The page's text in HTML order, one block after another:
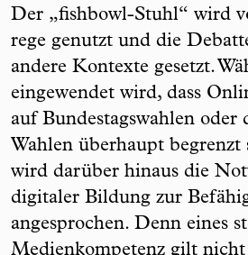
Der „fishbowl-Stuhl“ wird
rege genutzt und die
andere Kontexte gesetzt.
eingewendet wird, dass
auf Bundestagswahlen oder
Wahlen überhaupt begrenzt
wird darüber hinaus die
digitaler Bildung zur
angesprochen. Denn eines
Medienkompetenz gilt nicht